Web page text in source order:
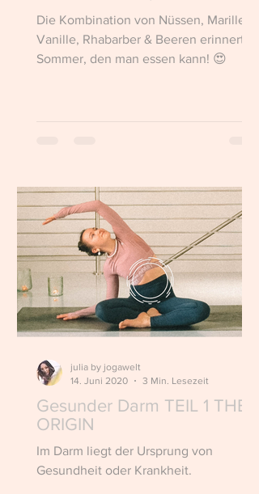
Die Kombination von Nüssen, Marillen,
Vanille, Rhabarber & Beeren erinnert an
Sommer, den man essen kann! 😍
Gesunder Darm TEIL 1 THE
ORIGIN
Im Darm liegt der Ursprung von
Gesundheit oder Krankheit.
julia by jogawelt
14. Juni 2020
3 Min. Lesezeit